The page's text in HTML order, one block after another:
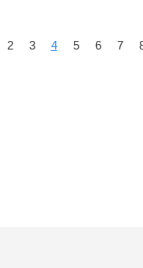
2 3 4 5 6 7